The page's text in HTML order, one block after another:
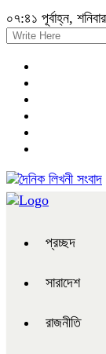
০৭:৪১ পূর্বাহ্ন,
প্রচ্ছদ
সারাদেশ
রাজনীতি